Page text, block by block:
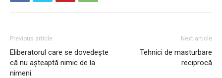
Previous article
Eliberatorul care se dovedește
că nu așteaptă nimic de la
nimeni.
Next article
Tehnici de masturbare
reciprocă